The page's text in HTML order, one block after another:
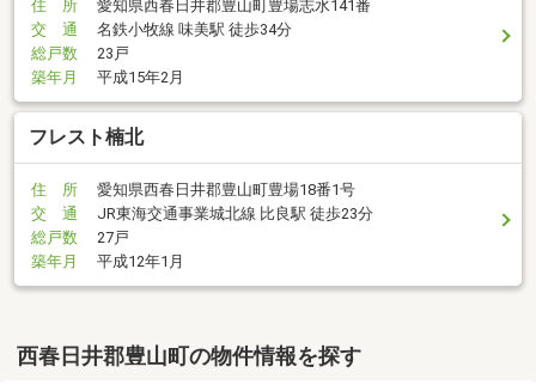
住 所
愛知県西春日井郡豊山町豊場志水141番
交 通
名鉄小牧線 味美駅 徒歩34分
総戸数
23戸
築年月
平成15年2月
フレスト楠北
住 所
愛知県西春日井郡豊山町豊場18番1号
交 通
JR東海交通事業城北線 比良駅 徒歩23分
総戸数
27戸
築年月
平成12年1月
西春日井郡豊山町の物件情報を探す